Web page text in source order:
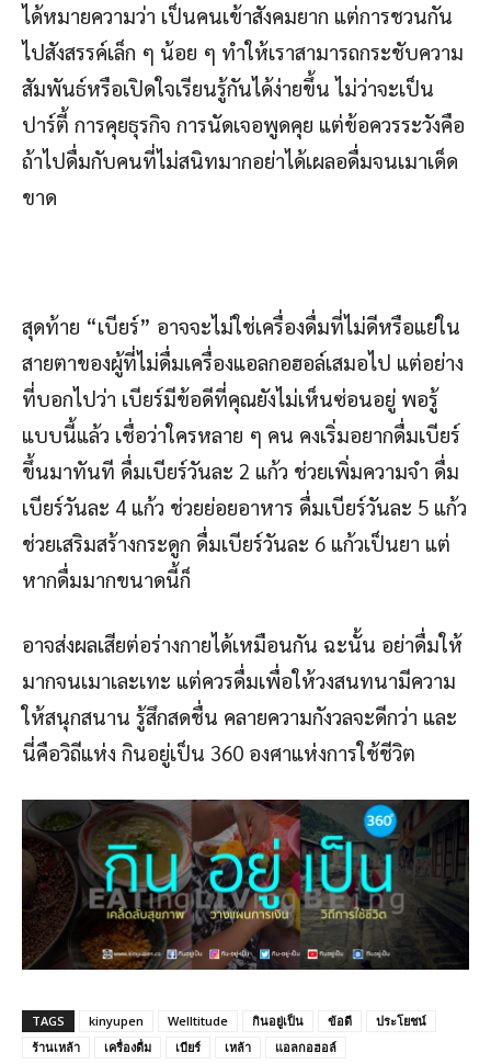
ได้หมายความว่า เป็นคนเข้าสังคมยาก แต่การชวนกัน
ไปสังสรรค์เล็ก ๆ น้อย ๆ ทำให้เราสามารถกระชับความ
สัมพันธ์หรือเปิดใจเรียนรู้กันได้ง่ายขึ้น ไม่ว่าจะเป็น
ปาร์ตี้ การคุยธุรกิจ การนัดเจอพูดคุย แต่ข้อควรระวังคือ
ถ้าไปดื่มกับคนที่ไม่สนิทมากอย่าได้เผลอดื่มจนเมาเด็ด
ขาด
สุดท้าย “เบียร์” อาจจะไม่ใช่เครื่องดื่มที่ไม่ดีหรือแย่ใน
สายตาของผู้ที่ไม่ดื่มเครื่องแอลกอฮอล์เสมอไป แต่อย่าง
ที่บอกไปว่า เบียร์มีข้อดีที่คุณยังไม่เห็นซ่อนอยู่ พอรู้
แบบนี้แล้ว เชื่อว่าใครหลาย ๆ คน คงเริ่มอยากดื่มเบียร์
ขึ้นมาทันที ดื่มเบียร์วันละ 2 แก้ว ช่วยเพิ่มความจำ ดื่ม
เบียร์วันละ 4 แก้ว ช่วยย่อยอาหาร ดื่มเบียร์วันละ 5 แก้ว
ช่วยเสริมสร้างกระดูก ดื่มเบียร์วันละ 6 แก้วเป็นยา แต่
หากดื่มมากขนาดนี้ก็
อาจส่งผลเสียต่อร่างกายได้เหมือนกัน ฉะนั้น อย่าดื่มให้
มากจนเมาเละเทะ แต่ควรดื่มเพื่อให้วงสนทนามีความ
ให้สนุกสนาน รู้สึกสดชื่น คลายความกังวลจะดีกว่า และ
นี่คือวิถีแห่ง กินอยู่เป็น 360 องศาแห่งการใช้ชีวิต
TAGS kinyupen Welltitude กินอยู่เป็น ข้อดี
ประโยชน์
ร้านเหล้า
เครื่องดื่ม เบียร์ เหล้า แอลกอฮอล์